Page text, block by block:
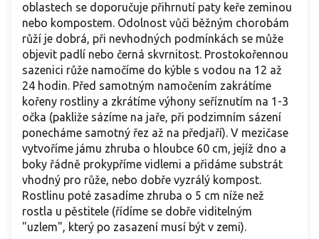
oblastech se doporučuje přihrnutí paty keře zeminou
nebo kompostem. Odolnost vůči běžným chorobám
růží je dobrá, při nevhodných podmínkách se může
objevit padlí nebo černá skvrnitost. Prostokořennou
sazenici růže namočíme do kýble s vodou na 12 až
24 hodin. Před samotným namočením zakrátíme
kořeny rostliny a zkrátíme výhony seříznutím na 1-3
očka (pakliže sázíme na jaře, při podzimním sázení
ponecháme samotný řez až na předjaří). V mezičase
vytvoříme jámu zhruba o hloubce 60 cm, jejíž dno a
boky řádně prokypříme vidlemi a přidáme substrát
vhodný pro růže, nebo dobře vyzrálý kompost.
Rostlinu poté zasadíme zhruba o 5 cm níže než
rostla u pěstitele (řídíme se dobře viditelným
"uzlem", který po zasazení musí být v zemi).